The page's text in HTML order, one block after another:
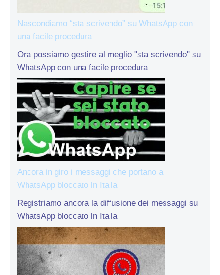
Nascondiamo “sta scrivendo” su WhatsApp con
una facile procedura
Ora possiamo gestire al meglio "sta scrivendo" su
WhatsApp con una facile procedura
Ancora in giro i messaggi che portano a
WhatsApp bloccato in Italia
Registriamo ancora la diffusione dei messaggi su
WhatsApp bloccato in Italia